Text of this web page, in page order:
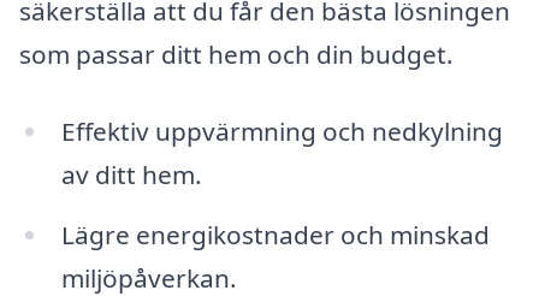
säkerställa att du får den bästa lösningen
som passar ditt hem och din budget.
Effektiv uppvärmning och nedkylning
av ditt hem.
Lägre energikostnader och minskad
miljöpåverkan.